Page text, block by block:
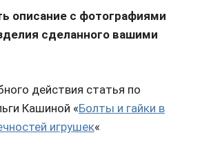
описание с фотографиями
сделанного вашими
действия статья по
Кашиной «Болты и гайки в
игрушек«